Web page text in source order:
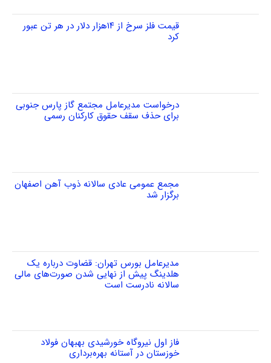
قیمت فلز سرخ از ۱۴هزار دلار در هر تن عبور
کرد
درخواست مدیرعامل مجتمع گاز پارس جنوبی
برای حذف سقف حقوق کارکنان رسمی
مجمع عمومی عادی سالانه ذوب آهن اصفهان
برگزار شد
مدیرعامل بورس تهران: قضاوت درباره یک
هلدینگ پیش از نهایی شدن صورت‌های مالی
سالانه نادرست است
فاز اول نیروگاه خورشیدی بهبهان فولاد
خوزستان در آستانه بهره‌برداری